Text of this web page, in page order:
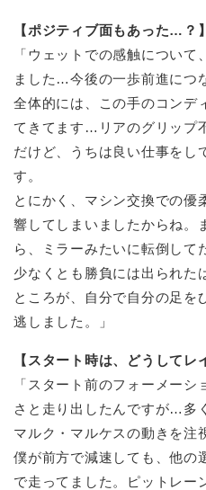
【ポジティブ面もあった…？】
「ウェットでの感触につい
ました…今後の一歩前進につ
全体的には、この手のコンデ
てきてます…リアのグリップ
だけど、うちは良い仕事を
す。
とにかく、マシン交換での
響してしまいましたからね。
ら、ミラーみたいに転倒して
少なくとも勝負には出られた
ところが、自分で自分の足
逃しました。」
【スタート時は、どうしてレ
「スタート前のフォーメー
さと走り出したんですが…多
マルク・マルケスの動きを注
僕が前方で減速しても、他の
で走ってました。ピットレー